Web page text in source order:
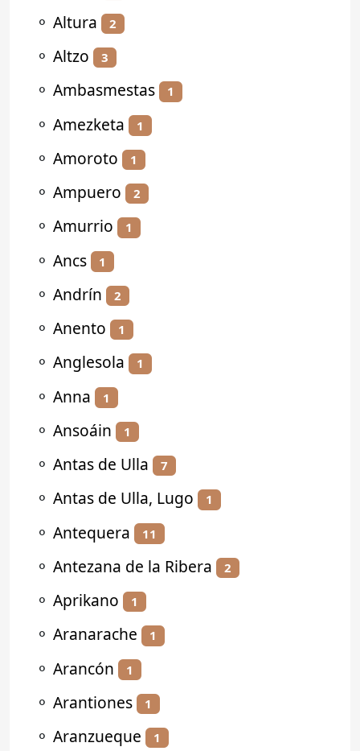
⚬ Altura 2
⚬ Altzo 3
⚬ Ambasmestas 1
⚬ Amezketa 1
⚬ Amoroto 1
⚬ Ampuero 2
⚬ Amurrio 1
⚬ Ancs 1
⚬ Andrín 2
⚬ Anento 1
⚬ Anglesola 1
⚬ Anna 1
⚬ Ansoáin 1
⚬ Antas de Ulla 7
⚬ Antas de Ulla, Lugo 1
⚬ Antequera 11
⚬ Antezana de la Ribera 2
⚬ Aprikano 1
⚬ Aranarache 1
⚬ Arancón 1
⚬ Arantiones 1
⚬ Aranzueque 1